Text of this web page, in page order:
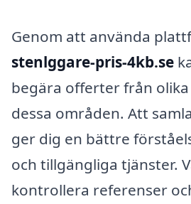
Genom att använda
stenlggare-pris-4kb.se
begära offerter från
dessa områden. Att
ger dig en bättre
och tillgängliga tjänster.
kontrollera referenser